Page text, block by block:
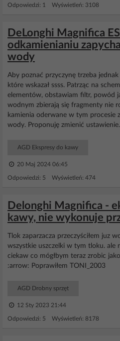
Odpowiedzi: 1 Wyświetleń: 3108
DeLonghi Magnifica
odkamienianiu
wody
Aby poznać przyczynę trzeba
które wskazał ssss. Patrząc na
elementów, obstawiam filtr, powód
wodnym zbierają się fragmenty nie
kamienia oderwane w tym procesie
wody. Proponuję zmienić
AGD Ekspresy do kawy
20 Maj 2024 06:45
Odpowiedzi: 5 Wyświetleń: 474
Delonghi Magnifica -
kawy, nie wykonuje
Tlok zaparzacza przeczyściłem juz
wszystkie uszczelki w tym tloku. ale
ciekaw co mógłbym teraz zrobic
:arrow: Poprawiłem TONI_2003
AGD Drobny sprzęt
12 Sty 2023 21:44
Odpowiedzi: 5 Wyświetleń: 8178